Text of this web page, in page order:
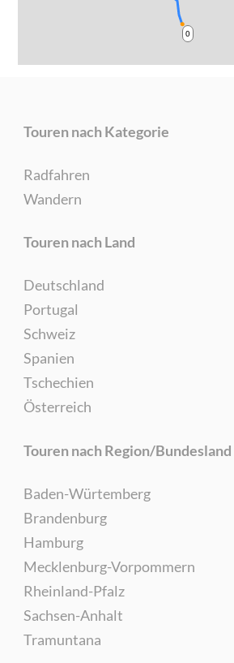
0
Touren nach Kategorie
Radfahren
Wandern
Touren nach Land
Deutschland
Portugal
Schweiz
Spanien
Tschechien
Österreich
Touren nach Region/Bundesland
Baden-Würtemberg
Brandenburg
Hamburg
Mecklenburg-Vorpommern
Rheinland-Pfalz
Sachsen-Anhalt
Tramuntana